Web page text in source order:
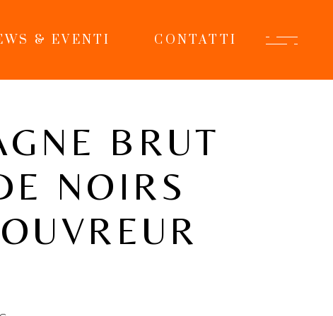
& EVENTI CONTATTI
BRUT
NOIRS